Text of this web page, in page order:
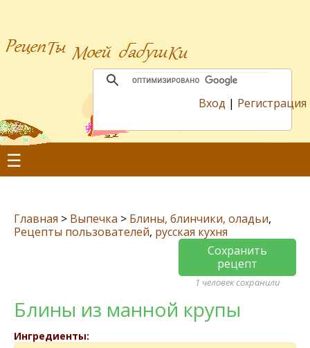
Вход | Регистрация
☰
Главная > Выпечка > Блины, блинчики, оладьи,
Рецепты пользователей, русская кухня
Сохранить
рецепт
1 человек сохранили
Блины из манной крупы
Ингредиенты: